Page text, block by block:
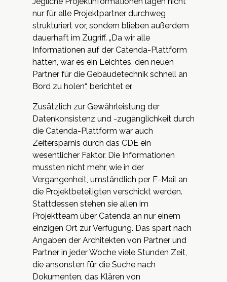
nur für alle Projektpartner durchweg
strukturiert vor, sondern blieben außerdem
dauerhaft im Zugriff. „Da wir alle
Informationen auf der Catenda-Plattform
hatten, war es ein Leichtes, den neuen
Partner für die Gebäudetechnik schnell an
Bord zu holen“, berichtet er.
Zusätzlich zur Gewährleistung der
Datenkonsistenz und -zugänglichkeit durch
die Catenda-Plattform war auch
Zeitersparnis durch das CDE ein
wesentlicher Faktor. Die Informationen
mussten nicht mehr, wie in der
Vergangenheit, umständlich per E-Mail an
die Projektbeteiligten verschickt werden.
Stattdessen stehen sie allen im
Projektteam über Catenda an nur einem
einzigen Ort zur Verfügung. Das spart nach
Angaben der Architekten von Partner und
Partner in jeder Woche viele Stunden Zeit,
die ansonsten für die Suche nach
Dokumenten, das Klären von